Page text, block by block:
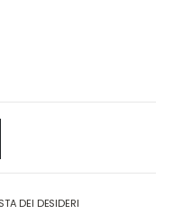
DEI DESIDERI